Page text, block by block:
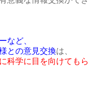
など、
との意見交換は、
科学に目を向けてもら